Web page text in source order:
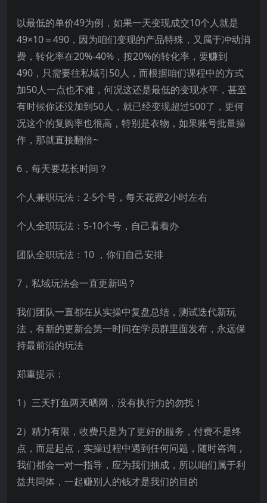
以最低的单价49为例，如果一天变现成交10个人就是
49×10＝490，因为咱们变现的产品特殊，又属于冲动消
费，转化率在20%-40%，按20%的转化率，要赚到
490，只需要往私域引50人，而根据咱们课程中的方式
加50人一点也不难，何况这还是最低的变现水平，甚至
有时候你还没加到50人，就已经变现超过500了，更何
况这个的复购率也很高，特别是衣物，如果账号批量操
作，那就直接翻倍~
6，每天要花长时间？
个人兼职玩法：2-5个号，每天花费2小时左右
个人全职玩法：5-10个号，自己看着办
团队全职玩法：10 ，你们自己安排
7，私域玩法会一直更新吗？
我们团队一直都在从实操中复盘总结，测试迭代新玩
法，有新的更新会第一时间在学员群里面发布，永远保
持最前沿的玩法
郑重提示：
1）三天打鱼两天晒网，没有执行力的勿扰！
2）精力有限，收费只是为了更好的服务，付费不是终
点，而是起点，实操过程中遇到任何问题，随时咨询，
我们都会一对一指导，应为我们抽成，所以咱们属于利
益共同体，一起赚别人的钱才是我们的目的